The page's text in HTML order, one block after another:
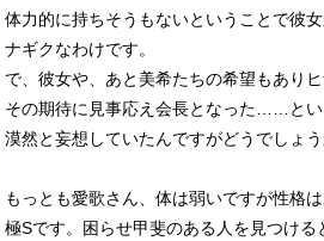
体力的に持ちそうもないということで彼
ナギクなわけです。
で、彼女や、あと美希たちの希望もあり
その期待に見事応え会長となった……とい
漠然と妄想していたんですがどうでしょう
もっとも愛歌さん、体は弱いですが性格は
極Sです。困らせ甲斐のある人を見つける